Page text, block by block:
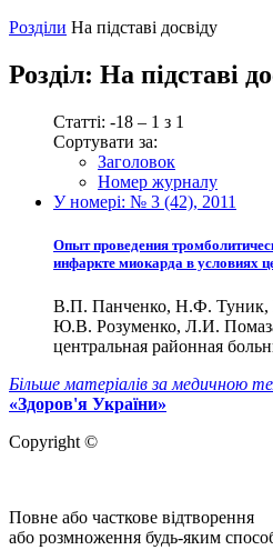
Розділи На підставі досвіду
Розділ: На підставі
Статті: -18 – 1 з 1
Сортувати за:
Заголовок
Номер журналу
У номері: № 3 (42), 2011
Опыт проведения
инфаркте миокарда в условиях
В.П. Панченко, Н.Ф. Туник,
Ю.В. Розуменко, Л.И.
центральная районная
Більше матеріалів за медичною
«Здоров'я України»
Copyright ©
Повне або часткове відтворення
або розмноження будь-яким